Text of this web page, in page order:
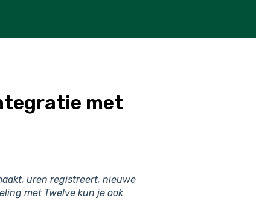
met
uren registreert, nieuwe
met Twelve kun je ook